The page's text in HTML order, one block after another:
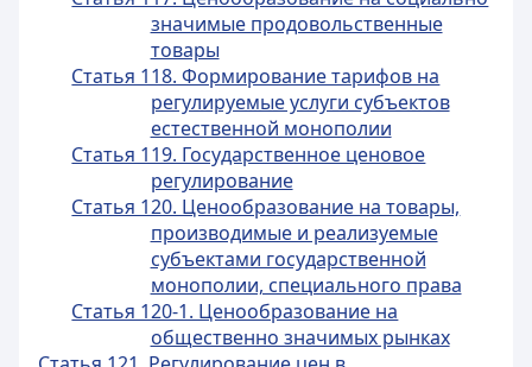
значимые продовольственные
товары
Статья 118. Формирование тарифов на
регулируемые услуги субъектов
естественной монополии
Статья 119. Государственное ценовое
регулирование
Статья 120. Ценообразование на товары,
производимые и реализуемые
субъектами государственной
монополии, специального права
Статья 120-1. Ценообразование на
общественно значимых рынках